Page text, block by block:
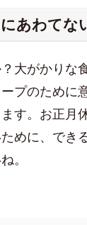
あわてな
大がかりな
プのために
す。お正月
めに、でき
。